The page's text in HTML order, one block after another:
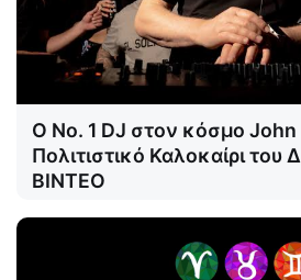
Ο Νο. 1 DJ στον κόσμο
Πολιτιστικό Καλοκαίρι του
ΒΙΝΤΕΟ